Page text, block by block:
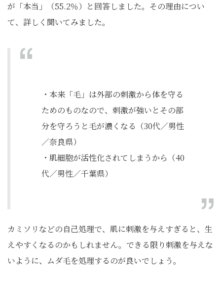
が「本当」（55.2％）と回答しました。その理由につい
て、詳しく聞いてみました。
・本来「毛」は外部の刺激から体を守る
ためのものなので、刺激が強いとその部
分を守ろうと毛が濃くなる（30代／男性
／奈良県）
・肌細胞が活性化されてしまうから（40
代／男性／千葉県）
カミソリなどの自己処理で、肌に刺激を与えすぎると、生
えやすくなるのかもしれません。できる限り刺激を与えな
いように、ムダ毛を処理するのが良いでしょう。